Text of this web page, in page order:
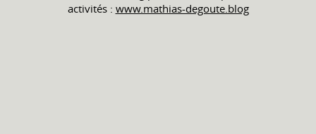
activités : www.mathias-degoute.blog